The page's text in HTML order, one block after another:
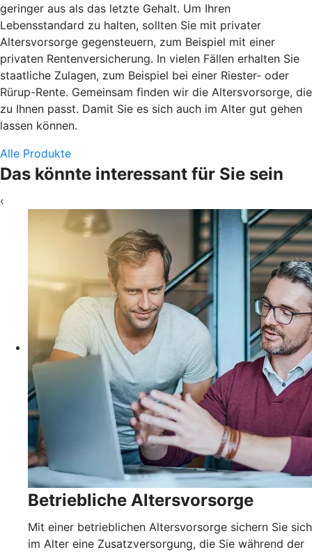
geringer aus als das letzte Gehalt. Um Ihren
Lebensstandard zu halten, sollten Sie mit privater
Altersvorsorge gegensteuern, zum Beispiel mit einer
privaten Rentenversicherung. In vielen Fällen erhalten Sie
staatliche Zulagen, zum Beispiel bei einer Riester- oder
Rürup-Rente. Gemeinsam finden wir die Altersvorsorge, die
zu Ihnen passt. Damit Sie es sich auch im Alter gut gehen
lassen können.
Alle Produkte
Das könnte interessant für Sie sein
‹
Betriebliche Altersvorsorge
Mit einer betrieblichen Altersvorsorge sichern Sie sich
im Alter eine Zusatzversorgung, die Sie während der